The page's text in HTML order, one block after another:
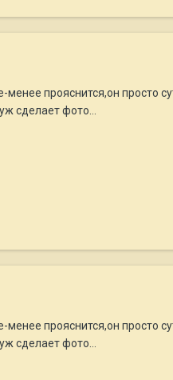
менее прояснится,он просто
сделает фото...
менее прояснится,он просто
сделает фото...